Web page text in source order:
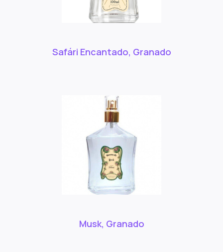
Safári Encantado, Granado
Musk, Granado